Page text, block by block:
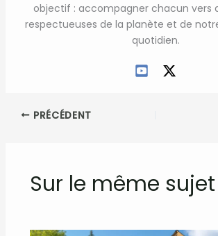
objectif : accompagner chacun vers
respectueuses de la planète et de
quotidien.
PRÉCÉDENT
Sur le même sujet